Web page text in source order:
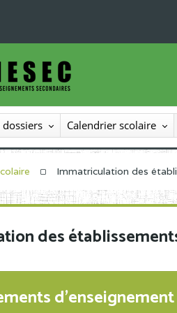
Calendrier scolaire
Immatriculation des
des